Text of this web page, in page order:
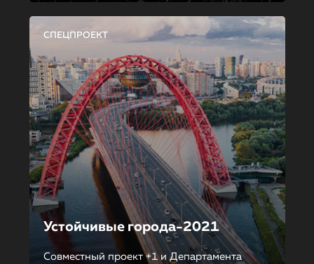
СПЕЦПРОЕКТ
Устойчивые города-2021
Совместный проект +1 и Департамента